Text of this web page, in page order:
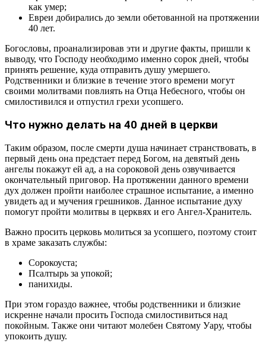
как умер;
Евреи добирались до земли обетованной на протяжении
40 лет.
Богословы, проанализировав эти и другие факты, пришли к
выводу, что Господу необходимо именно сорок дней, чтобы
принять решение, куда отправить душу умершего.
Родственники и близкие в течение этого времени могут
своими молитвами повлиять на Отца Небесного, чтобы он
смилостивился и отпустил грехи усопшего.
Что нужно делать на 40 дней в церкви
Таким образом, после смерти душа начинает странствовать, в
первый день она предстает перед Богом, на девятый день
ангелы покажут ей ад, а на сороковой день озвучивается
окончательный приговор. На протяжении данного времени
дух должен пройти наиболее страшное испытание, а именно
увидеть ад и мучения грешников. Данное испытание духу
помогут пройти молитвы в церквях и его Ангел-Хранитель.
Важно просить церковь молиться за усопшего, поэтому стоит
в храме заказать службы:
Сорокоуста;
Псалтырь за упокой;
панихиды.
При этом гораздо важнее, чтобы родственники и близкие
искренне начали просить Господа смилостивиться над
покойным. Также они читают молебен Святому Уару, чтобы
упокоить душу.